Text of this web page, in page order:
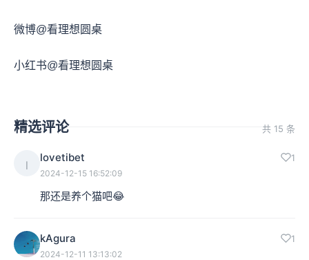
微博@看理想圆桌
小红书@看理想圆桌
精选评论 共 15 条
l
lovetibet 1
2024-12-15 16:52:09
那还是养个猫吧😂
kAgura 1
2024-12-11 13:13:02